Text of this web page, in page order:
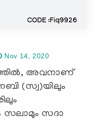
CODE :Fiq9926
Nov 14, 2020
അവനാണ്
(സ്വ)യിലും
സലാമും സദാ